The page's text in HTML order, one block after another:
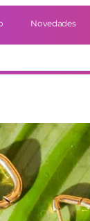
Novedades